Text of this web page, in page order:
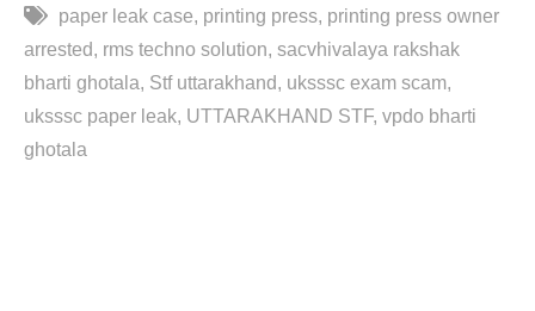
paper leak case printing press printing press owner
arrested
rms techno solution sacvhivalaya rakshak
bharti ghotala Stf uttarakhand
uksssc exam scam
uksssc paper leak UTTARAKHAND STF vpdo bharti
ghotala